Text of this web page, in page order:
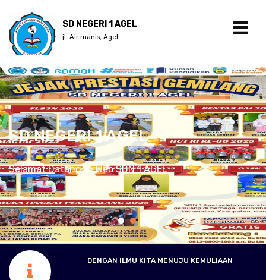
SD NEGERI 1 AGEL
jl. Air manis, Agel
SD NEGERI 1 AGEL
Selamat Datang Di Web SDN 1 AGEL
DENGAN ILMU KITA MENUJU KEMULIAAN